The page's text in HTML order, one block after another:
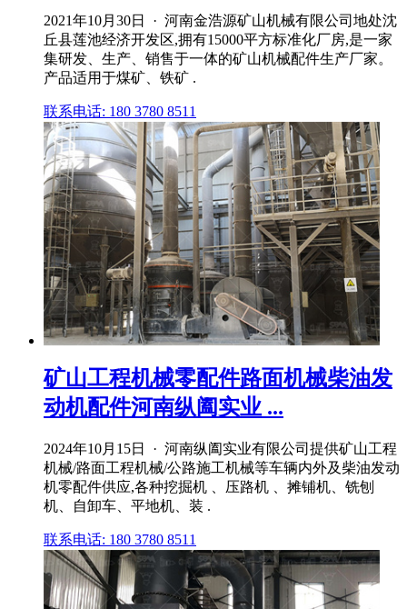
2021年10月30日 · 河南金浩源矿山机械有限公司地处沈
丘县莲池经济开发区,拥有15000平方标准化厂房,是一家
集研发、生产、销售于一体的矿山机械配件生产厂家。
产品适用于煤矿、铁矿 .
联系电话: 180 3780 8511
矿山工程机械零配件路面机械柴油发
动机配件河南纵阖实业 ...
2024年10月15日 · 河南纵阖实业有限公司提供矿山工程
机械/路面工程机械/公路施工机械等车辆内外及柴油发动
机零配件供应,各种挖掘机 、压路机 、摊铺机、铣刨
机、自卸车、平地机、装 .
联系电话: 180 3780 8511